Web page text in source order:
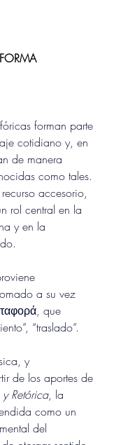
forman parte
cotidiano y, en
de manera
como tales.
accesorio,
rol central en la
y en la
a su vez
que
“traslado”.
y
de los aportes de
Retórica, la
como un
del